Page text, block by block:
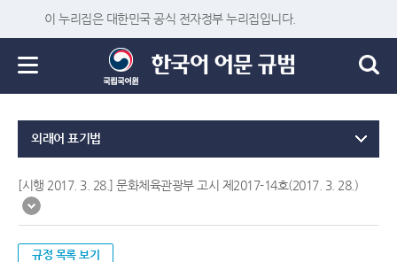
이 누리집은 대한민국 공식 전자정부 누리집입니다.
외래어 표기법
[시행 2017. 3. 28.] 문화체육관광부 고시 제2017-14호(2017. 3. 28.)
규정 목록 보기